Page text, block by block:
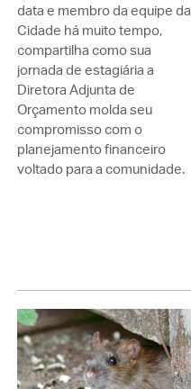
data e membro da equipe da
Cidade há muito tempo,
compartilha como sua
jornada de estagiária a
Diretora Adjunta de
Orçamento molda seu
compromisso com o
planejamento financeiro
voltado para a comunidade.